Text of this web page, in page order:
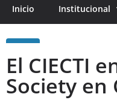
Inicio Institucional
El CIECTI
Society en